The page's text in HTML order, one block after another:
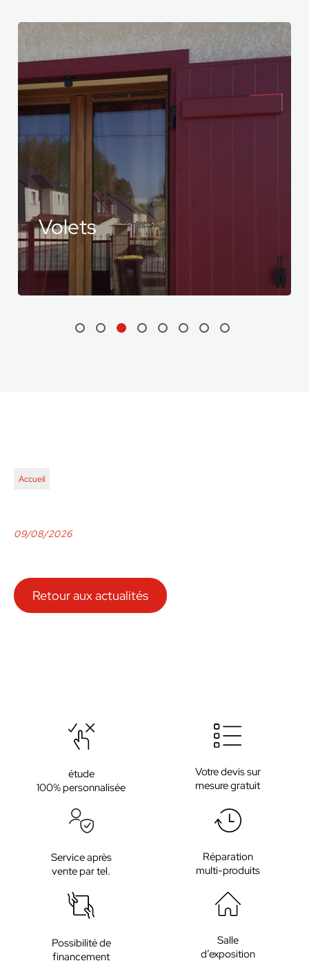
Accueil
09/08/2026
Retour aux actualités
étude
100% personnalisée
Votre devis sur
mesure gratuit
Service après
vente par tel.
Réparation
multi-produits
Possibilité de
financement
Salle
d’exposition